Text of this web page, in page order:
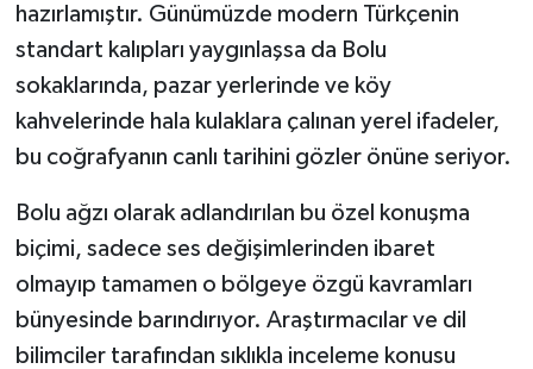
hazırlamıştır. Günümüzde modern Türkçenin
standart kalıpları yaygınlaşsa da Bolu
sokaklarında, pazar yerlerinde ve köy
kahvelerinde hala kulaklara çalınan yerel ifadeler,
bu coğrafyanın canlı tarihini gözler önüne seriyor.
Bolu ağzı olarak adlandırılan bu özel konuşma
biçimi, sadece ses değişimlerinden ibaret
olmayıp tamamen o bölgeye özgü kavramları
bünyesinde barındırıyor. Araştırmacılar ve dil
bilimciler tarafından sıklıkla inceleme konusu